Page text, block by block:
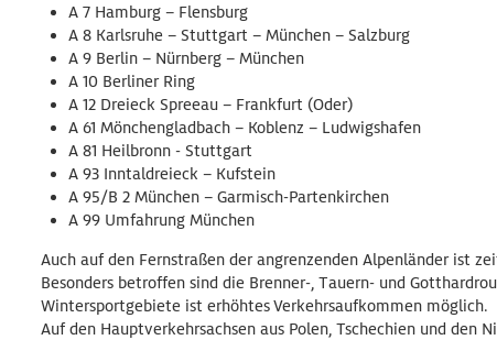
A 7 Hamburg – Flensburg
A 8 Karlsruhe – Stuttgart – München – Salzburg
A 9 Berlin – Nürnberg – München
A 10 Berliner Ring
A 12 Dreieck Spreeau – Frankfurt (Oder)
A 61 Mönchengladbach – Koblenz – Ludwigshafen
A 81 Heilbronn - Stuttgart
A 93 Inntaldreieck – Kufstein
A 95/B 2 München – Garmisch-Partenkirchen
A 99 Umfahrung München
Auch auf den Fernstraßen der angrenzenden Alpenländer ist
Besonders betroffen sind die Brenner-, Tauern- und
Wintersportgebiete ist erhöhtes Verkehrsaufkommen möglich.
Auf den Hauptverkehrsachsen aus Polen, Tschechien und den